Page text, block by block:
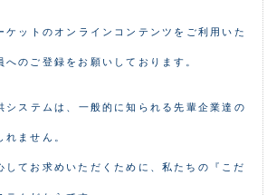
ケットのオンラインコンテンツをご利用いた
のご登録をお願いしております。
システムは、一般的に知られる先輩企業達の
れません。
してお求めいただくために、私たちの『こだ